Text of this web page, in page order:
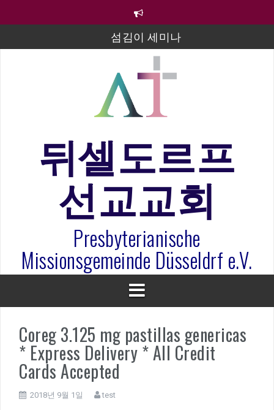
섬김이 세미나
김태희 자매 졸업연주
2023년 어린이 주일 유초등부 발표
라합3 나라 봉헌송
은퇴사-우선화 권사
20260322 주안에 가만히 머물기(요한복음 15:1-17) 손
훈목사
뒤셀도르프
선교교회
Presbyterianische
Missionsgemeinde Düsseldrf e.V.
Coreg 3.125 mg pastillas genericas
* Express Delivery * All Credit
Cards Accepted
2018년 9월 1일 test